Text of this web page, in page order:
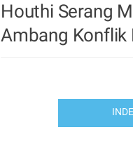
Houthi Serang
Ambang Konflik